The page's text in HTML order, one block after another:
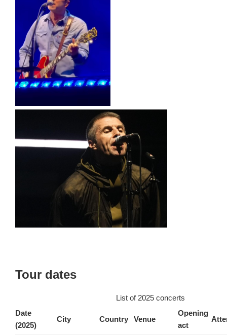
Tour dates
List of 2025 concerts
Date
(2025)
City Country Venue
Opening
act